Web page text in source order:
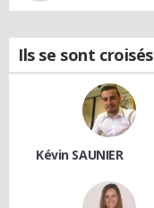
Ils se sont croisés
Kévin SAUNIER